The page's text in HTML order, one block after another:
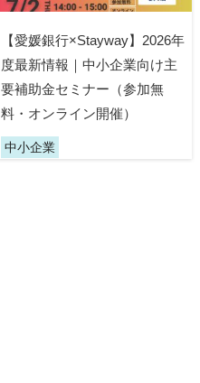
【愛媛銀行×Stayway】2026年
度最新情報｜中小企業向け主
要補助金セミナー（参加無
料・オンライン開催）
中小企業